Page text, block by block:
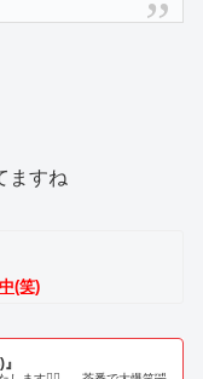
ますね
(笑)